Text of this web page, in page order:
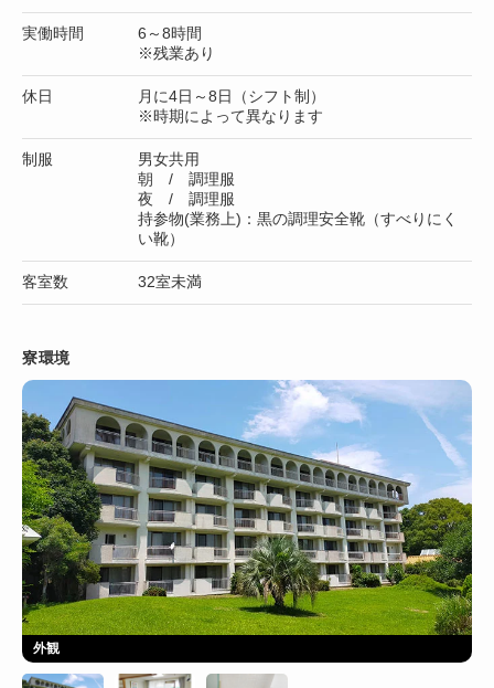
実働時間
6～8時間
※残業あり
休日
月に4日～8日（シフト制）
※時期によって異なります
制服
男女共用
朝 / 調理服
夜 / 調理服
持参物(業務上)：黒の調理安全靴（すべりにく
い靴）
客室数 32室未満
寮環境
外観